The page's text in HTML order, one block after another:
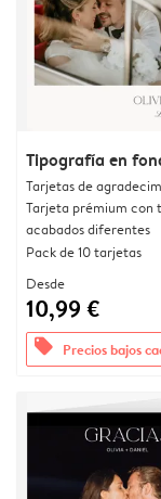
Tipografía en
Tarjetas de
Tarjeta prémium con
acabados diferentes
Pack de 10 tarjetas
Desde
10,99 €
offers Precios bajos